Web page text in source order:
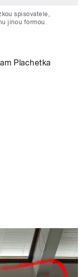
spisovatele,
jinou formou.
Plachetka